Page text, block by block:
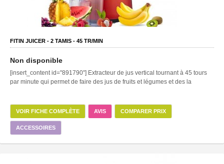
FITIN JUICER - 2 TAMIS - 45 TR/MIN
Non disponible
[insert_content id="891790"] Extracteur de jus vertical tournant à 45 tours
par minute qui permet de faire des jus de fruits et légumes et des la
VOIR FICHE COMPLÈTE AVIS COMPARER PRIX
ACCESSOIRES